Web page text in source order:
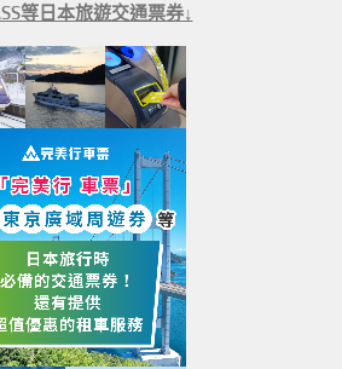
等日本旅遊交通票券↓